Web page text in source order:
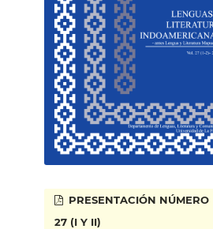
PRESENTACIÓN NÚMERO
27 (I Y II)